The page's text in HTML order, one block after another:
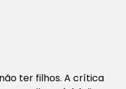
ter filhos. A crítica